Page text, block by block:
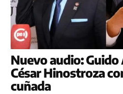
Nuevo audio:
César Hinostroza
cuñada